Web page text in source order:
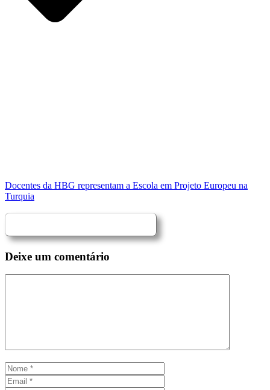
Docentes da HBG representam a Escola em Projeto Europeu na
Turquia
Deixe um comentário
Nome